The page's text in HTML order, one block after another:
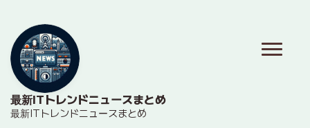
最新ITトレンドニュースまとめ
最新ITトレンドニュースまとめ